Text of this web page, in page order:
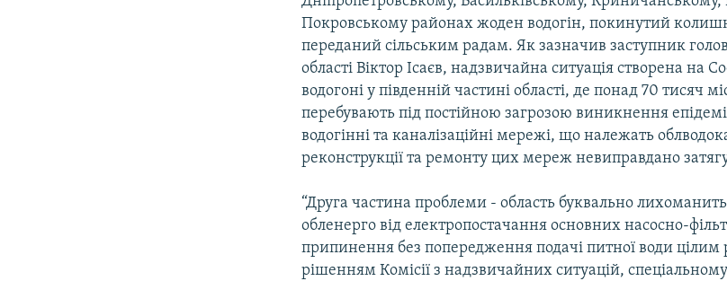
Покровському районах жоден водогін, покинутий
переданий сільським радам. Як зазначив заступник
області Віктор Ісаєв, надзвичайна ситуація створена на
водогоні у південній частині області, де понад 70 тисяч
перебувають під постійною загрозою виникнення
водогінні та каналізаційні мережі, що належать
реконструкції та ремонту цих мереж невиправдано
“Друга частина проблеми - область буквально
обленерго від електропостачання основних насосно-
припинення без попередження подачі питної води цілим
рішенням Комісії з надзвичайних ситуацій,